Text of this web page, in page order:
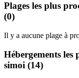
Plages les plus
(0)
Il y a aucune plage à
Hébergements les
simoi (14)